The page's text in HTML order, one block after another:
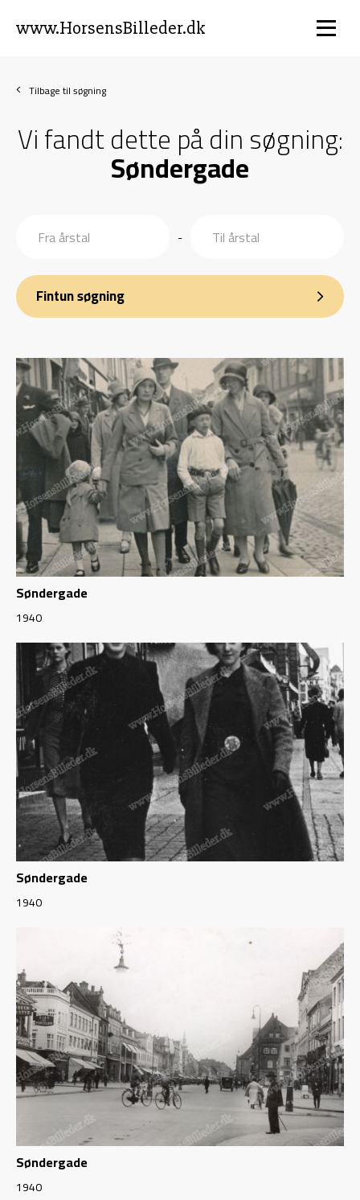
www.HorsensBilleder.dk
Tilbage til søgning
Vi fandt dette på din søgning:
Søndergade
-
Fintun søgning
Søndergade
1940
Søndergade
1940
Søndergade
1940